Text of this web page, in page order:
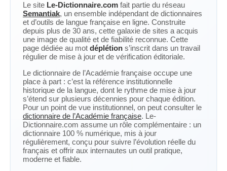
Le site Le-Dictionnaire.com fait partie du réseau
Semantiak, un ensemble indépendant de dictionnaires
et d’outils de langue française en ligne. Construite
depuis plus de 30 ans, cette galaxie de sites a acquis
une image de qualité et de fiabilité reconnue. Cette
page dédiée au mot déplétion s’inscrit dans un travail
régulier de mise à jour et de vérification éditoriale.
Le dictionnaire de l’Académie française occupe une
place à part : c’est la référence institutionnelle
historique de la langue, dont le rythme de mise à jour
s’étend sur plusieurs décennies pour chaque édition.
Pour un point de vue institutionnel, on peut consulter le
dictionnaire de l’Académie française. Le-
Dictionnaire.com assume un rôle complémentaire : un
dictionnaire 100 % numérique, mis à jour
régulièrement, conçu pour suivre l’évolution réelle du
français et offrir aux internautes un outil pratique,
moderne et fiable.